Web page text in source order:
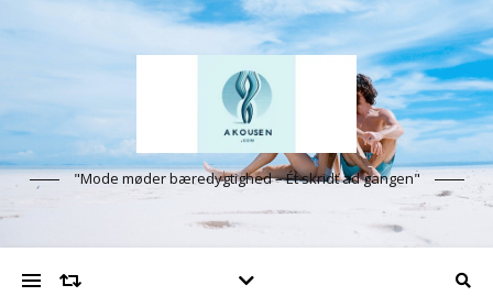
"Mode møder bæredygtighed – Ét skridt ad gangen"